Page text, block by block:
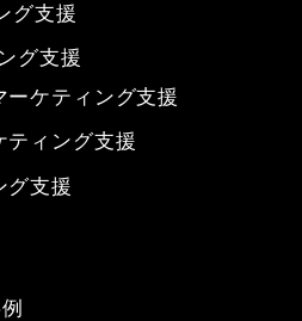
グ支援
グ支援
ーケティング支援
ティング支援
グ支援